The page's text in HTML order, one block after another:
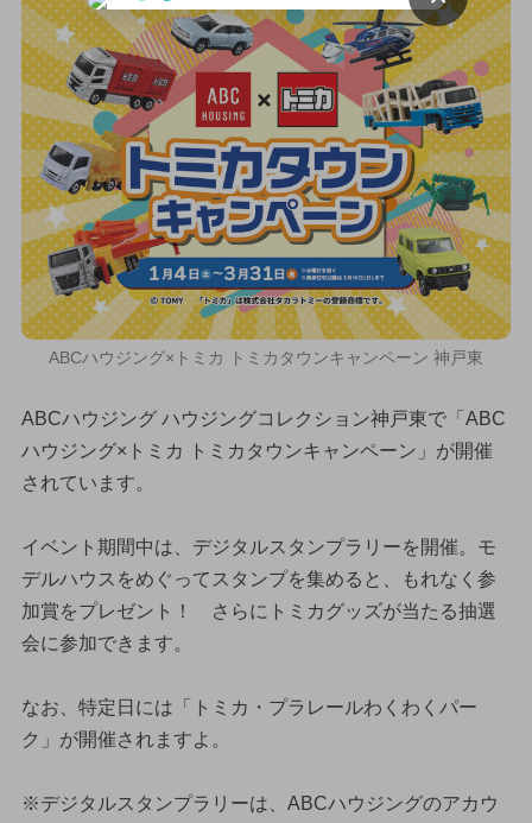
ABCハウジング×トミカ トミカタウンキャンペーン 神戸東
ABCハウジング ハウジングコレクション神戸東で「ABC
ハウジング×トミカ トミカタウンキャンペーン」が開催
されています。
イベント期間中は、デジタルスタンプラリーを開催。モ
デルハウスをめぐってスタンプを集めると、もれなく参
加賞をプレゼント！ さらにトミカグッズが当たる抽選
会に参加できます。
なお、特定日には「トミカ・プラレールわくわくパー
ク」が開催されますよ。
※デジタルスタンプラリーは、ABCハウジングのアカウ